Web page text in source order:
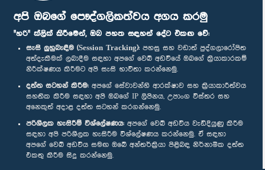
අපි ඔබගේ පෞද්ගලිකත්වය අගය කරමු
"හරි" ක්ලික් කිරීමෙන්, ඔබ පහත සඳහන් දේට එකඟ වේ:
සැසි ලුහුබැඳීම (Session Tracking): පහසු සහ වඩාත් පුද්ගලාරෝපිත
අත්දැකීමක් ලබාදීම සඳහා අපගේ වෙබ් අඩවියේ ඔබගේ ක්‍රියාකාරකම්
නිරීක්ෂණය කිරීමට අපි සැසි භාවිතා කරන්නෙමු.
දත්ත සටහන් කිරීම: අපගේ සේවාවන්හි ආරක්ෂාව සහ ක්‍රියාකාරීත්වය
සහතික කිරීම සඳහා අපි ඔබගේ IP ලිපිනය, උපාංග විස්තර සහ
අනෙකුත් අදාළ දත්ත සටහන් කරගන්නෙමු.
පරිශීලක හැසිරීම් විශ්ලේෂණය: අපගේ වෙබ් අඩවිය වැඩිදියුණු කිරීම
සඳහා අපි පරිශීලක හැසිරීම විශ්ලේෂණය කරන්නෙමු. ඒ සඳහා
අපගේ වෙබ් අඩවිය සමඟ ඔබේ අන්තර්ක්‍රියා පිළිබඳ නිර්නාමික දත්ත
එකතු කිරීම සිදු කරන්නෙමු.
පාර්ලිමේන්තු ජංගම යෙදුම
අප හා සම්බන්ධ වී සිටින්න :
සම්මාන
පෞද්ගලිකත්ව ප්‍රතිපත්තිය